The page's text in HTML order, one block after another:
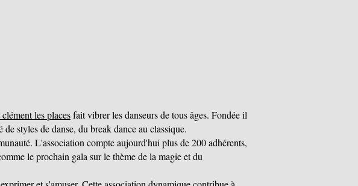
les placesfait vibrer les danseurs de tous âges. Fondée il
styles de danse, du break dance au classique.
L'association compte aujourd'hui plus de 200 adhérents,
le prochain gala sur le thème de la magie et du